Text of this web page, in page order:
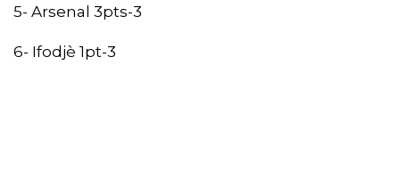
5- Arsenal 3pts-3
6- Ifodjè 1pt-3